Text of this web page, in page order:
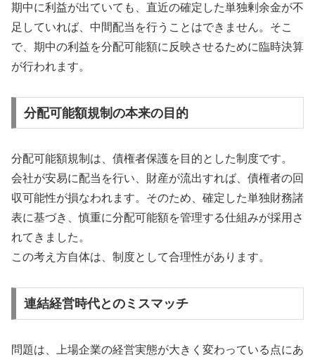
期中に利益が出ていても、直近の確定した単独剰余金が不
足していれば、中間配当を行うことはできません。そこ
で、期中の利益を分配可能額に反映させるために臨時決算
が行われます。
分配可能額規制の本来の目的
分配可能額規制は、債権者保護を目的とした制度です。
会社が安易に配当を行い、財産が流出すれば、債権者の回
収可能性が損なわれます。そのため、確定した単独財務諸
表に基づき、慎重に分配可能額を管理する仕組みが採用さ
れてきました。
この考え方自体は、制度として合理性があります。
連結経営時代とのミスマッチ
問題は、上場企業の経営実態が大きく変わっている点にあ